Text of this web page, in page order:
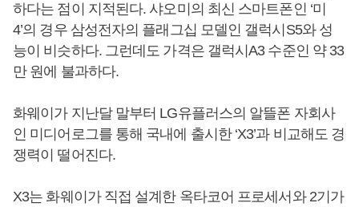
하다는 점이 지적된다. 샤오미의 최신 스마트폰인 ‘미
4’의 경우 삼성전자의 플래그십 모델인 갤럭시S5와 성
능이 비슷하다. 그런데도 가격은 갤럭시A3 수준인 약 33
만 원에 불과하다.
화웨이가 지난달 말부터 LG유플러스의 알뜰폰 자회사
인 미디어로그를 통해 국내에 출시한 ‘X3’과 비교해도 경
쟁력이 떨어진다.
X3는 화웨이가 직접 설계한 옥타코어 프로세서와 2기가